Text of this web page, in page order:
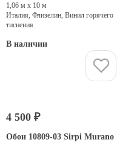
1,06 м х 10 м
Италия, Флизелин, Винил горячего
тиснения
В наличии
4 500 ₽
Обои 10809-03 Sirpi Murano